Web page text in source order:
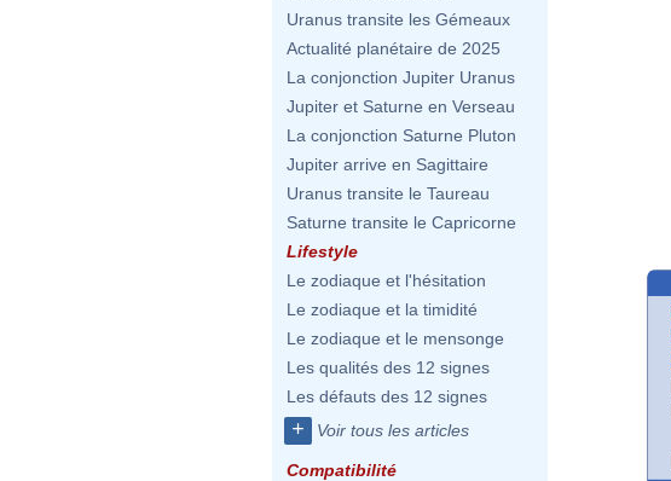
Uranus transite les Gémeaux
Actualité planétaire de 2025
La conjonction Jupiter Uranus
Jupiter et Saturne en Verseau
La conjonction Saturne Pluton
Jupiter arrive en Sagittaire
Uranus transite le Taureau
Saturne transite le Capricorne
Lifestyle
Le zodiaque et l'hésitation
Le zodiaque et la timidité
Le zodiaque et le mensonge
Les qualités des 12 signes
Les défauts des 12 signes
+ Voir tous les articles
Compatibilité